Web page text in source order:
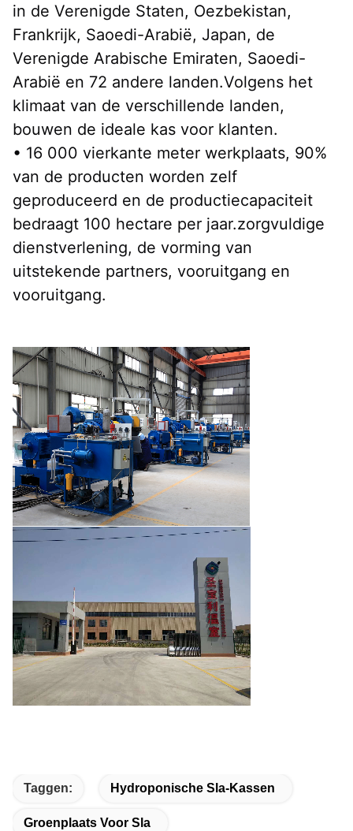
in de Verenigde Staten, Oezbekistan,
Frankrijk, Saoedi-Arabië, Japan, de
Verenigde Arabische Emiraten, Saoedi-
Arabië en 72 andere landen.Volgens het
klimaat van de verschillende landen,
bouwen de ideale kas voor klanten.
• 16 000 vierkante meter werkplaats, 90%
van de producten worden zelf
geproduceerd en de productiecapaciteit
bedraagt 100 hectare per jaar.zorgvuldige
dienstverlening, de vorming van
uitstekende partners, vooruitgang en
vooruitgang.
Taggen: Hydroponische Sla-Kassen
Groenplaats Voor Sla